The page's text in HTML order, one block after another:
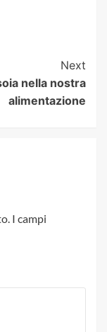
Next
nella nostra
alimentazione
I campi